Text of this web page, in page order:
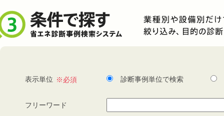
表示単位 診断事例単位で検索
フリーワード